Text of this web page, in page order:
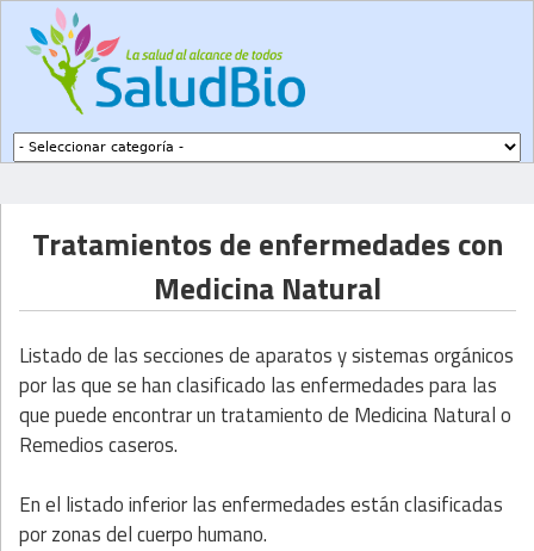
Tratamientos de enfermedades con
Medicina Natural
Listado de las secciones de aparatos y sistemas orgánicos
por las que se han clasificado las enfermedades para las
que puede encontrar un tratamiento de Medicina Natural o
Remedios caseros.
En el listado inferior las enfermedades están clasificadas
por zonas del cuerpo humano.